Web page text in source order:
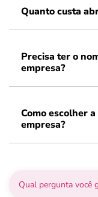
Quanto custa
Precisa ter o
empresa?
Como escolher
empresa?